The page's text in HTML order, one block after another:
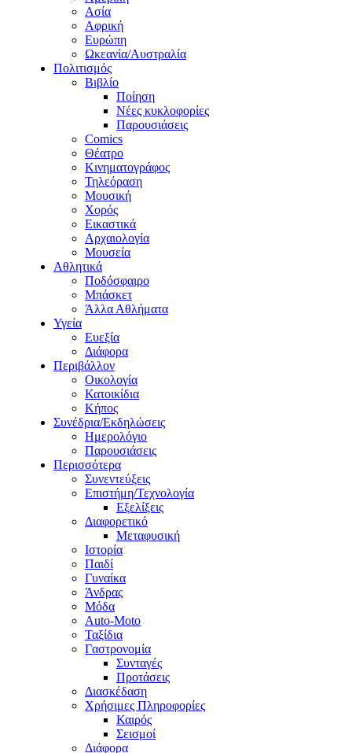
Ασία
Αφρική
Ευρώπη
Ωκεανία/Αυστραλία
Πολιτισμός
Βιβλίο
Ποίηση
Νέες κυκλοφορίες
Παρουσιάσεις
Comics
Θέατρο
Κινηματογράφος
Τηλεόραση
Μουσική
Χορός
Εικαστικά
Αρχαιολογία
Μουσεία
Αθλητικά
Ποδόσφαιρο
Μπάσκετ
Άλλα Αθλήματα
Υγεία
Ευεξία
Διάφορα
Περιβάλλον
Οικολογία
Κατοικίδια
Κήπος
Συνέδρια/Εκδηλώσεις
Ημερολόγιο
Παρουσιάσεις
Περισσότερα
Συνεντεύξεις
Επιστήμη/Τεχνολογία
Εξελίξεις
Διαφορετικό
Μεταφυσική
Ιστορία
Παιδί
Γυναίκα
Άνδρας
Μόδα
Auto-Moto
Ταξίδια
Γαστρονομία
Συνταγές
Προτάσεις
Διασκέδαση
Χρήσιμες Πληροφορίες
Καιρός
Σεισμοί
Διάφορα